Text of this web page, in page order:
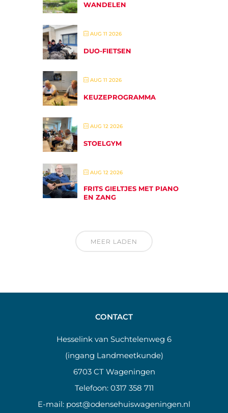
WANDELEN
AUG 11 2026
DUO-FIETSEN
AUG 11 2026
KEUZEPROGRAMMA
AUG 12 2026
STOELGYM
AUG 12 2026
FRITS GIELTJES MET PIANO
EN ZANG
MEER LADEN
CONTACT
Hesselink van Suchtelenweg 6
(ingang Landmeetkunde)
6703 CT Wageningen
Telefoon: 0317 358 711
E-mail: post@odensehuiswageningen.nl